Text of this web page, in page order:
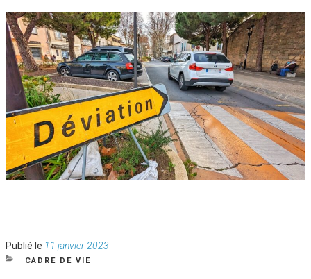
Publié le Publié
le
11 janvier 2023
CATÉGORIES
CADRE DE VIE